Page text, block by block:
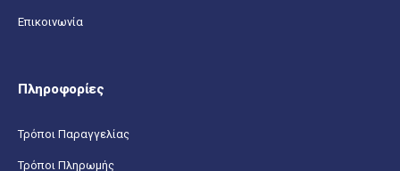
Επικοινωνία
Πληροφορίες
Τρόποι Παραγγελίας
Τρόποι Πληρωμής